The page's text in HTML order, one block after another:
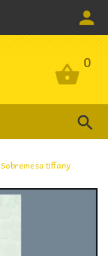
0
0
Sobremesa tiffany